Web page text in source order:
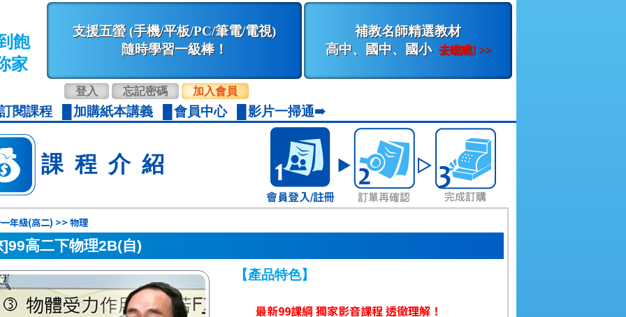
飽
家
支援五螢 (手機/平板/PC/筆電/電視)
隨時學習一級棒！
補教名師精選教材
高中、國中、國小 去瞧瞧! >>
登入 忘記密碼 加入會員
閱課程 加購紙本講義 會員中心 影片一掃通➠
課程介紹
年級(高二) >> 物理
高二下物理2B(自)
【產品特色】
最新99課綱 獨家影音課程 透徹理解！